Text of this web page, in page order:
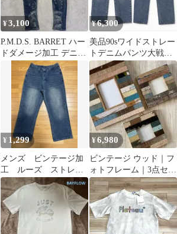
¥3,100
P.M.D.S. BARRET ハー
ドダメージ加工 デニム
パンツ サイズ30
¥6,300
美品90sワイドストレー
トデニムパンツ大戦モ
デルジーンズアメカジ
古着バイカー
¥ 1,299
メンズ ビンテージ加
工 ルーズ ストレー
トレッグ ワイドパン
ツ
¥6,980
ビンテージ ウッド｜フ
ォトフレーム｜3点セッ
ト